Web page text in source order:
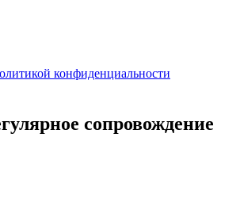
конфиденциальности
сопровождение